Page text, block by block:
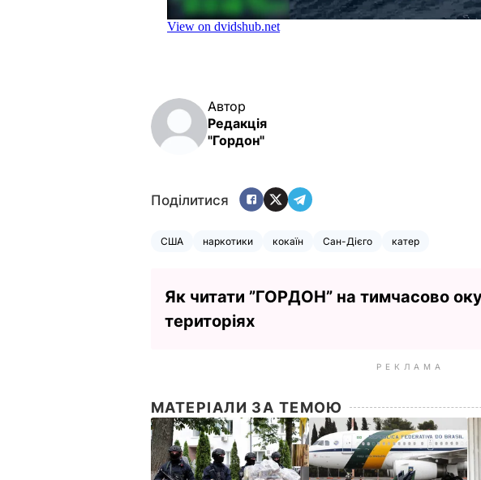
Автор
Редакція
"Гордон"
Поділитися
США наркотики кокаїн Сан-Дієго катер
Як читати ”ГОРДОН” на тимчасово
територіях
РЕКЛАМА
МАТЕРІАЛИ ЗА ТЕМОЮ